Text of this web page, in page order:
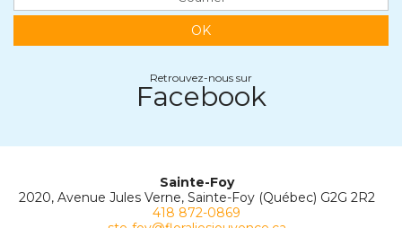
OK
Retrouvez-nous sur
Facebook
Sainte-Foy
2020, Avenue Jules Verne, Sainte-Foy (Québec) G2G 2R2
418 872-0869